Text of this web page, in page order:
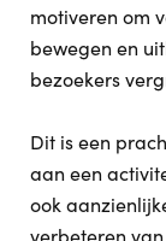
motiveren om
bewegen en
bezoekers
Dit is een
aan een
ook